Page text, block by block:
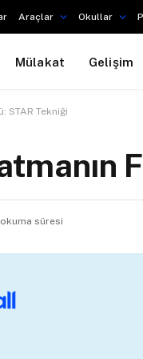
Araçlar Okullar
Mülakat Gelişim
STAR Tekniği
süresi